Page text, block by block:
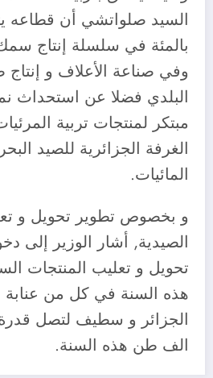
بالمئة في سلسلة إنتاج سمك
وفي صناعة الأعلاف و
البلدي فضلا عن استحداث
مبتكر لمنتجات تربية
الغرفة الجزائرية للصيد
المائيات.
و بخصوص تطوير تحويل و
الصيدية, أشار الوزير إلى
تحويل و تعليب المنتجات
هذه السنة في كل من
الف طن هذه السنة.